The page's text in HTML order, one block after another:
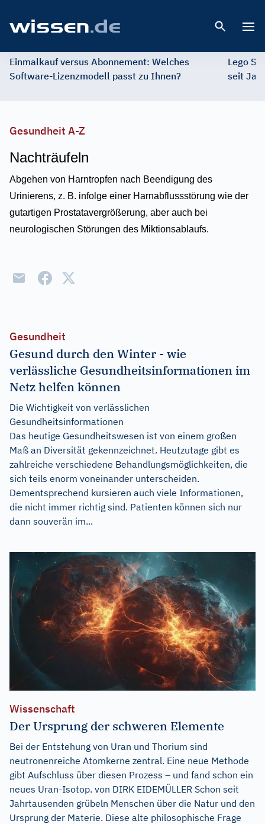
Einmalkauf versus Abonnement: Welches
Software-Lizenzmodell passt zu Ihnen?
Lego
seit
Gesundheit A-Z
Nachträufeln
Abgehen von Harntropfen nach Beendigung des
Urinierens, z. B. infolge einer Harnabflussstörung wie der
gutartigen Prostatavergrößerung, aber auch bei
neurologischen Störungen des Miktionsablaufs.
Gesundheit
Gesund durch den Winter - wie
verlässliche Gesundheitsinformationen im
Netz helfen können
Die Wichtigkeit von verlässlichen
Gesundheitsinformationen
Das heutige Gesundheitswesen ist von einem großen
Maß an Diversität gekennzeichnet. Heutzutage gibt es
zahlreiche verschiedene Behandlungsmöglichkeiten, die
sich teils enorm voneinander unterscheiden.
Dementsprechend kursieren auch viele Informationen,
die nicht immer richtig sind. Patienten können sich nur
dann souverän im...
Wissenschaft
Der Ursprung der schweren Elemente
Bei der Entstehung von Uran und Thorium sind
neutronenreiche Atomkerne zentral. Eine neue Methode
gibt Aufschluss über diesen Prozess – und fand schon ein
neues Uran-Isotop. von DIRK EIDEMÜLLER Schon seit
Jahrtausenden grübeln Menschen über die Natur und den
Ursprung der Materie. Diese alte philosophische Frage